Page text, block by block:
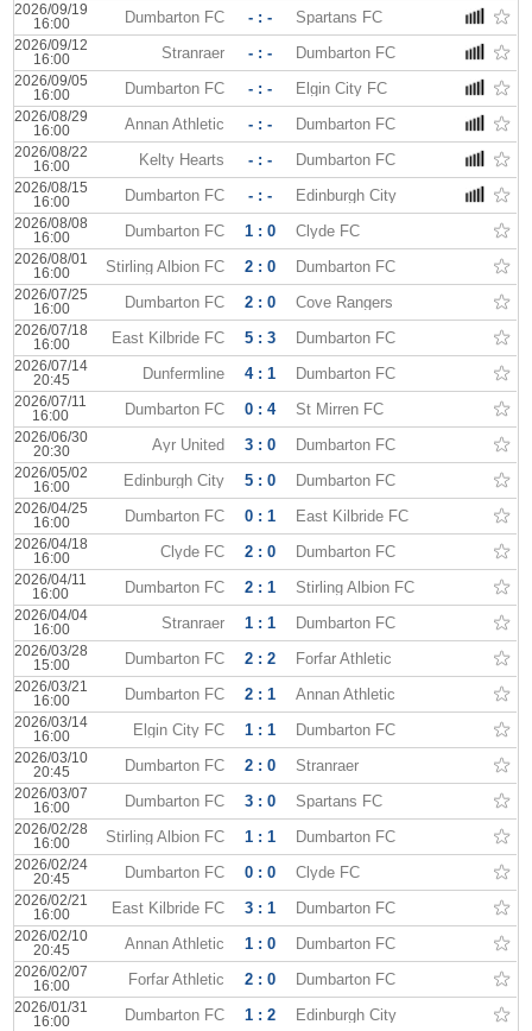
2026/09/19
16:00
Dumbarton FC - : - Spartans FC
2026/09/12
16:00
Stranraer - : - Dumbarton FC
2026/09/05
16:00
Dumbarton FC - : - Elgin City FC
2026/08/29
16:00
Annan Athletic - : - Dumbarton FC
2026/08/22
16:00
Kelty Hearts - : - Dumbarton FC
2026/08/15
16:00
Dumbarton FC - : - Edinburgh City
2026/08/08
16:00
Dumbarton FC 1 : 0 Clyde FC
2026/08/01
16:00
Stirling Albion FC 2 : 0 Dumbarton FC
2026/07/25
16:00
Dumbarton FC 2 : 0 Cove Rangers
2026/07/18
16:00
East Kilbride FC 5 : 3 Dumbarton FC
2026/07/14
20:45
Dunfermline 4 : 1 Dumbarton FC
2026/07/11
16:00
Dumbarton FC 0 : 4 St Mirren FC
2026/06/30
20:30
Ayr United 3 : 0 Dumbarton FC
2026/05/02
16:00
Edinburgh City 5 : 0 Dumbarton FC
2026/04/25
16:00
Dumbarton FC 0 : 1 East Kilbride FC
2026/04/18
16:00
Clyde FC 2 : 0 Dumbarton FC
2026/04/11
16:00
Dumbarton FC 2 : 1 Stirling Albion FC
2026/04/04
16:00
Stranraer 1 : 1 Dumbarton FC
2026/03/28
15:00
Dumbarton FC 2 : 2 Forfar Athletic
2026/03/21
16:00
Dumbarton FC 2 : 1 Annan Athletic
2026/03/14
16:00
Elgin City FC 1 : 1 Dumbarton FC
2026/03/10
20:45
Dumbarton FC 2 : 0 Stranraer
2026/03/07
16:00
Dumbarton FC 3 : 0 Spartans FC
2026/02/28
16:00
Stirling Albion FC 1 : 1 Dumbarton FC
2026/02/24
20:45
Dumbarton FC 0 : 0 Clyde FC
2026/02/21
16:00
East Kilbride FC 3 : 1 Dumbarton FC
2026/02/10
20:45
Annan Athletic 1 : 0 Dumbarton FC
2026/02/07
16:00
Forfar Athletic 2 : 0 Dumbarton FC
2026/01/31
16:00
Dumbarton FC 1 : 2 Edinburgh City